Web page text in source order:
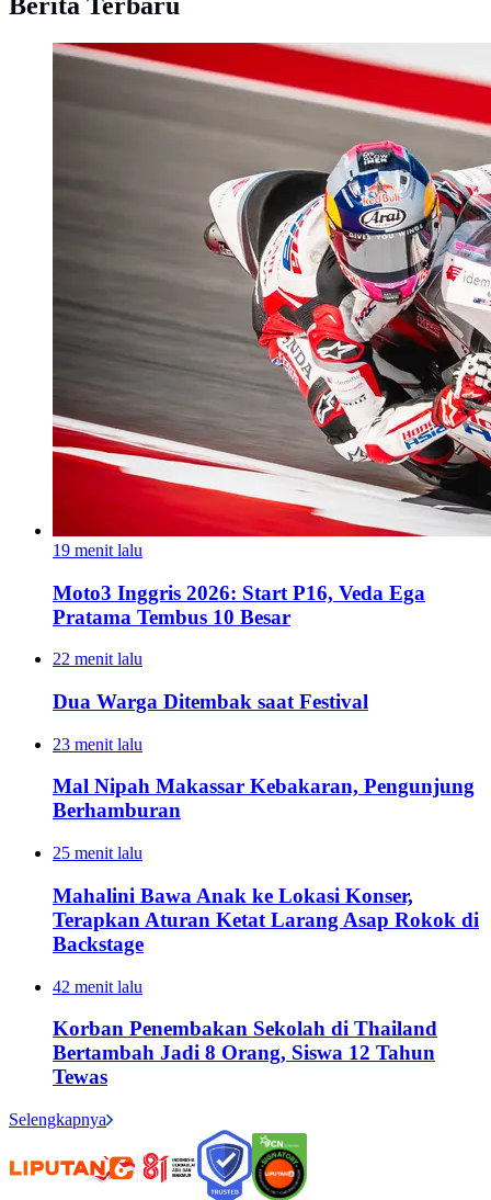
19 menit lalu
Moto3 Inggris 2026: Start P16, Veda Ega
Pratama Tembus 10 Besar
22 menit lalu
Dua Warga Ditembak saat Festival
23 menit lalu
Mal Nipah Makassar Kebakaran, Pengunjung
Berhamburan
25 menit lalu
Mahalini Bawa Anak ke Lokasi Konser,
Terapkan Aturan Ketat Larang Asap Rokok di
Backstage
42 menit lalu
Korban Penembakan Sekolah di Thailand
Bertambah Jadi 8 Orang, Siswa 12 Tahun
Tewas
Selengkapnya